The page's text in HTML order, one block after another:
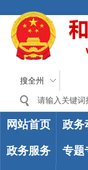
搜全州
网站首页 政务
政务服务 专题